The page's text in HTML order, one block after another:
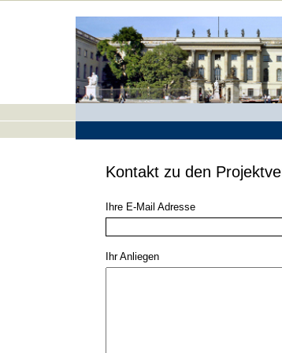
Kontakt zu den
Ihre E-Mail Adresse
Ihr Anliegen